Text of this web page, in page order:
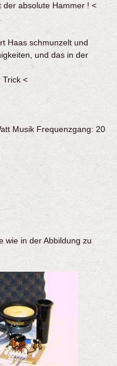
der absolute Hammer ! <
Haas schmunzelt und
und das in der
Trick <
Musik Frequenzgang: 20
wie in der Abbildung zu